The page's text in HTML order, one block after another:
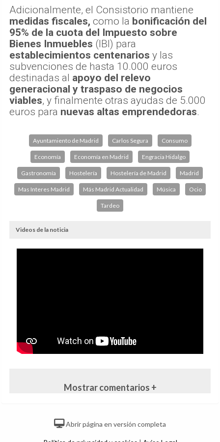
Adicionalmente, el Consistorio mantiene
medidas fiscales, como la bonificación del
95% de la cuota del Impuesto sobre
Bienes Inmuebles (IBI) para
establecimientos centenarios y las
subvenciones de hasta 10.000 euros
destinadas al apoyo del relevo
generacional y traspaso de negocios
viables, y finalmente otras ayudas de 5.000
euros para nuevas altas emprendedoras.
Ayuntamiento de Madrid Carlos Segura Consumo
Economía Economía en Madrid Engracia Hidalgo
Gastronomía Hostelería Hostelería de Madrid Madrid
Mas Interes Madrid Más Madrid Actualidad Música Ocio
Tardeo
Videos de la noticia
Mostrar comentarios +
Abrir página en versión completa